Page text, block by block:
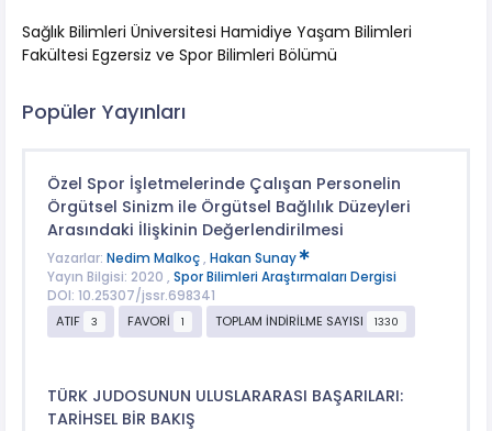
Sağlık Bilimleri Üniversitesi Hamidiye Yaşam Bilimleri
Fakültesi Egzersiz ve Spor Bilimleri Bölümü
Popüler Yayınları
Özel Spor İşletmelerinde Çalışan Personelin
Örgütsel Sinizm ile Örgütsel Bağlılık Düzeyleri
Arasındaki İlişkinin Değerlendirilmesi
Yazarlar: Nedim Malkoç, Hakan Sunay
Yayın Bilgisi: 2020 , Spor Bilimleri Araştırmaları Dergisi
DOI: 10.25307/jssr.698341
ATIF
3 FAVORİ 1 TOPLAM İNDİRİLME SAYISI 1330
TÜRK JUDOSUNUN ULUSLARARASI BAŞARILARI:
TARİHSEL BİR BAKIŞ